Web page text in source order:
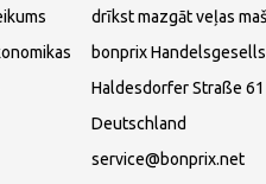
drīkst mazgāt veļas
bonprix
Haldesdorfer Straße
Deutschland
service@bonprix.net